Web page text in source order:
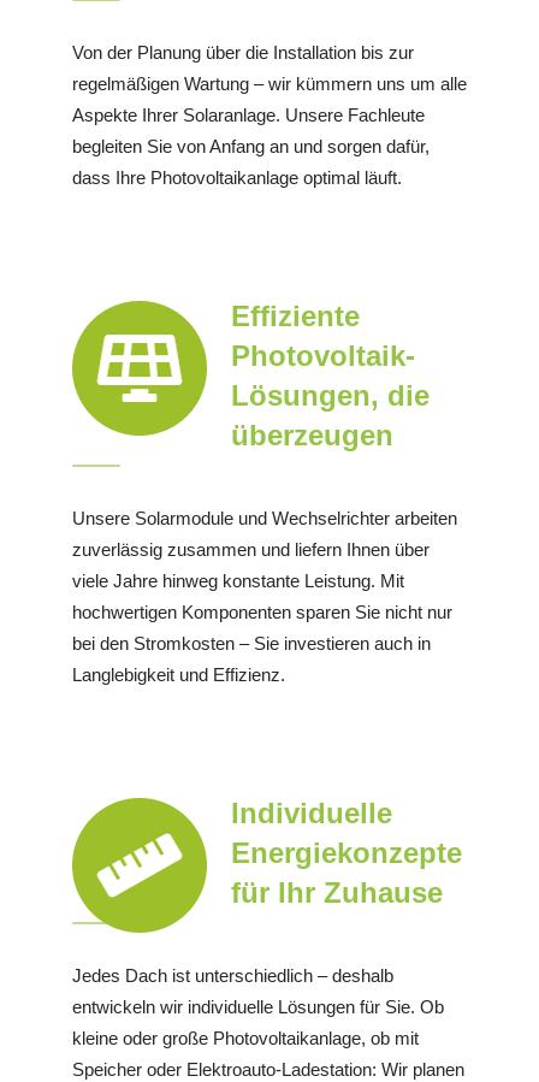
Von der Planung über die Installation bis zur
regelmäßigen Wartung – wir kümmern uns um alle
Aspekte Ihrer Solaranlage. Unsere Fachleute
begleiten Sie von Anfang an und sorgen dafür,
dass Ihre Photovoltaikanlage optimal läuft.
Effiziente
Photovoltaik-
Lösungen, die
überzeugen
Unsere Solarmodule und Wechselrichter arbeiten
zuverlässig zusammen und liefern Ihnen über
viele Jahre hinweg konstante Leistung. Mit
hochwertigen Komponenten sparen Sie nicht nur
bei den Stromkosten – Sie investieren auch in
Langlebigkeit und Effizienz.
Individuelle
Energiekonzepte
für Ihr Zuhause
Jedes Dach ist unterschiedlich – deshalb
entwickeln wir individuelle Lösungen für Sie. Ob
kleine oder große Photovoltaikanlage, ob mit
Speicher oder Elektroauto-Ladestation: Wir planen